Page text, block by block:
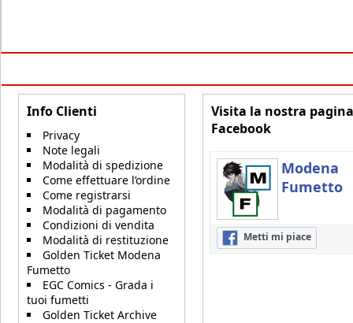
Info Clienti
Privacy
Note legali
Modalità di spedizione
Come effettuare l’ordine
Come registrarsi
Modalità di pagamento
Condizioni di vendita
Modalità di restituzione
Golden Ticket Modena
Fumetto
EGC Comics - Grada i
tuoi fumetti
Golden Ticket Archive
Visita la nostra pagina
Facebook
Modena
Fumetto
Metti mi piace